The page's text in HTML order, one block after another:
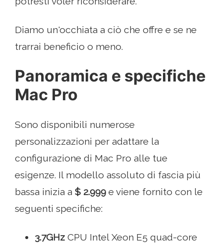
Diamo un'occhiata a ciò che offre e se ne
trarrai beneficio o meno.
Panoramica e specifiche
Mac Pro
Sono disponibili numerose
personalizzazioni per adattare la
configurazione di Mac Pro alle tue
esigenze. Il modello assoluto di fascia più
bassa inizia a $ 2.999 e viene fornito con le
seguenti specifiche:
3.7GHz CPU Intel Xeon E5 quad-core